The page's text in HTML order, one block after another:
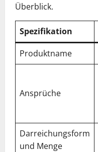
Überblick.
Spezifikation
Produktname
Ansprüche
Darreichungsform
und Menge